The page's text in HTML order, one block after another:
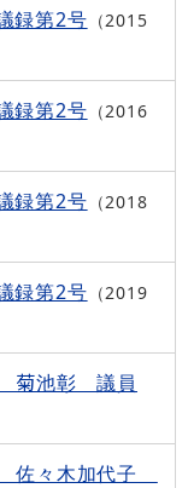
録第2号
2015
録第2号
2016
録第2号
2018
録第2号
2019
菊池彰 議員
佐々木加代子